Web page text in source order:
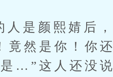
是颜熙婧后，
竟然是你！你还
…”这人还没说